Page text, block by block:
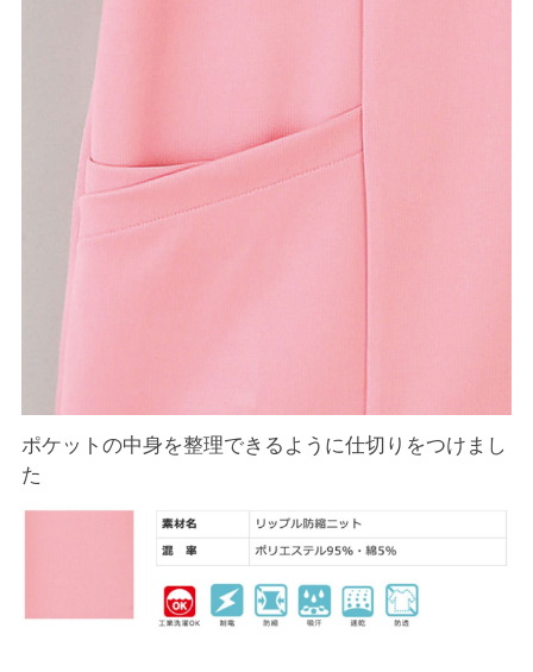
ポケットの中身を整理できるように仕切りをつけまし
た